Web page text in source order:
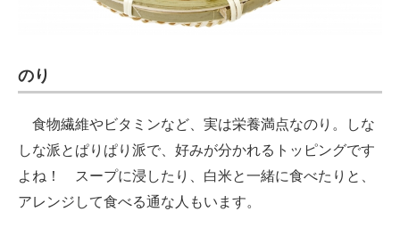
のり
食物繊維やビタミンなど、実は栄養満点なのり。しな
しな派とぱりぱり派で、好みが分かれるトッピングです
よね！ スープに浸したり、白米と一緒に食べたりと、
アレンジして食べる通な人もいます。